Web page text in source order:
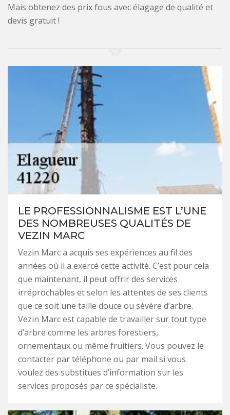
Mais obtenez des prix fous avec élagage de qualité et
devis gratuit !
LE PROFESSIONNALISME EST L’UNE
DES NOMBREUSES QUALITÉS DE
VEZIN MARC
Vezin Marc a acquis ses expériences au fil des
années où il a exercé cette activité. C’est pour cela
que maintenant, il peut offrir des services
irréprochables et selon les attentes de ses clients
que ce soit une taille douce ou sévère d’arbre.
Vezin Marc est capable de travailler sur tout type
d’arbre comme les arbres forestiers,
ornementaux ou même fruitiers. Vous pouvez le
contacter par téléphone ou par mail si vous
voulez des substitues d’information sur les
services proposés par ce spécialiste.